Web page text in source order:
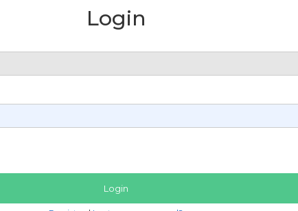
Login